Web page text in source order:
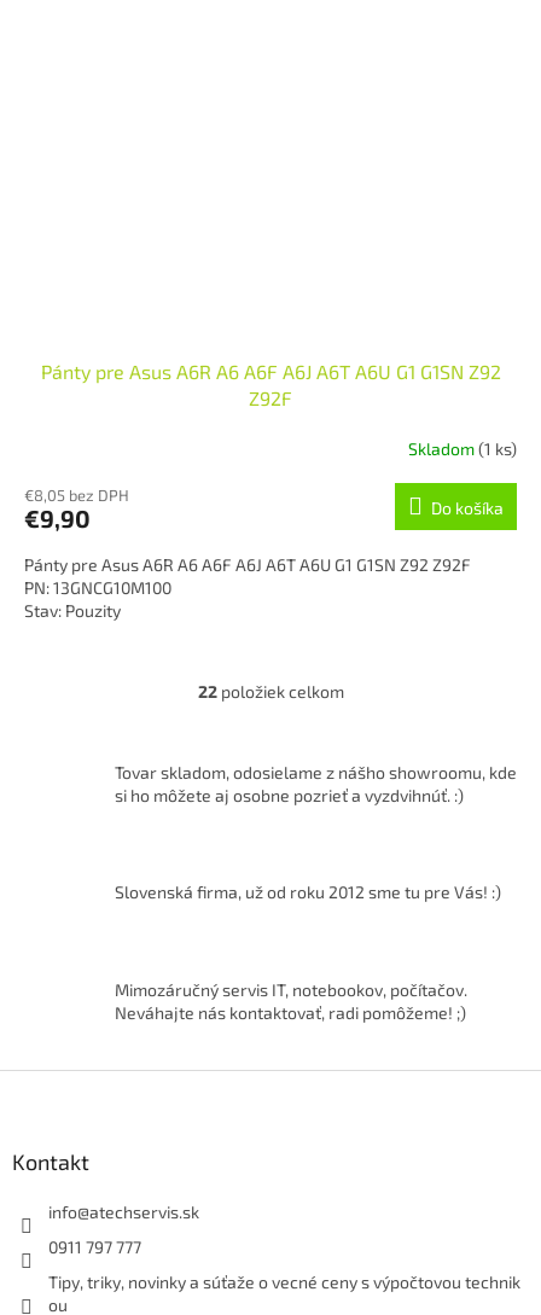
Pánty pre Asus A6R A6 A6F A6J A6T A6U G1 G1SN Z92
Z92F
Skladom(1 ks)
€8,05 bez DPH
€9,90 Do košíka
Pánty pre Asus A6R A6 A6F A6J A6T A6U G1 G1SN Z92 Z92F
PN: 13GNCG10M100
Stav: Pouzity
O
á
d
e
p
y
v
p
22položiek celkom
Tovar skladom, odosielame z nášho showroomu, kde
si ho môžete aj osobne pozrieť a vyzdvihnúť. :)
Slovenská firma, už od roku 2012 sme tu pre Vás! :)
Mimozáručný servis IT, notebookov, počítačov.
Neváhajte nás kontaktovať, radi pomôžeme! ;)
Kontakt
info@atechservis.sk
0911 797 777
Tipy, triky, novinky a súťaže o vecné ceny s výpočtovou technik
ou